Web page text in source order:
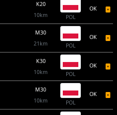
K20
10km
POL
OK
M30
21km
POL
OK
K30
10km
POL
OK
M30
10km
POL
OK